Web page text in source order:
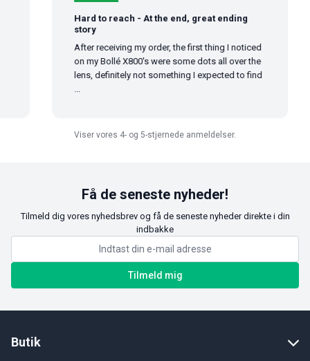
Hard to reach - At the end, great ending
story
After receiving my order, the first thing I noticed
on my Bollé X800's were some dots all over the
lens, definitely not something I expected to find
Viser vores 4- og 5-stjernede anmeldelser.
Få de seneste nyheder!
Tilmeld dig vores nyhedsbrev og få de seneste nyheder direkte i din
indbakke
Tilmeld mig
Butik